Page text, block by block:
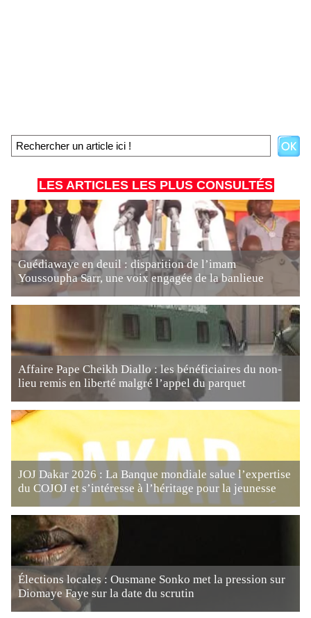
LES ARTICLES LES PLUS CONSULTÉS
Guédiawaye en deuil : disparition de l’imam
Youssoupha Sarr, une voix engagée de la banlieue
Affaire Pape Cheikh Diallo : les bénéficiaires du non-
lieu remis en liberté malgré l’appel du parquet
JOJ Dakar 2026 : La Banque mondiale salue l’expertise
du COJOJ et s’intéresse à l’héritage pour la jeunesse
Élections locales : Ousmane Sonko met la pression sur
Diomaye Faye sur la date du scrutin